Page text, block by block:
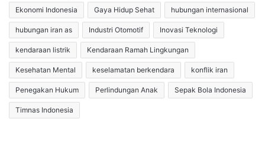
Ekonomi Indonesia Gaya Hidup Sehat hubungan internasional
hubungan iran as Industri Otomotif Inovasi Teknologi
kendaraan listrik Kendaraan Ramah Lingkungan
Kesehatan Mental keselamatan berkendara konflik iran
Penegakan Hukum Perlindungan Anak Sepak Bola Indonesia
Timnas Indonesia